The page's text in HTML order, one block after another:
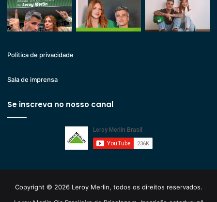
Politica de privacidade
Sala de imprensa
Se inscreva no nosso canal
Copyright © 2026 Leroy Merlin, todos os direitos reservados.